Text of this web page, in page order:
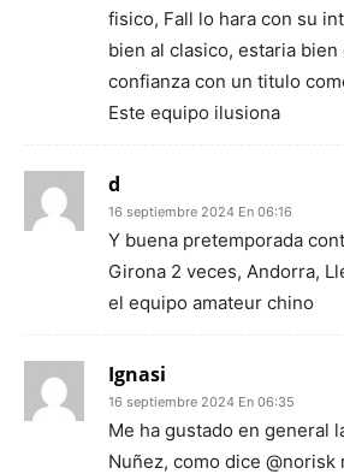
fisico, Fall lo hara con su
bien al clasico, estaria bien
confianza con un titulo
Este equipo ilusiona
d
16 septiembre 2024 En 06:16
Y buena pretemporada
Girona 2 veces, Andorra,
el equipo amateur chino
Ignasi
16 septiembre 2024 En 06:35
Me ha gustado en general
Nuñez, como dice @norisk